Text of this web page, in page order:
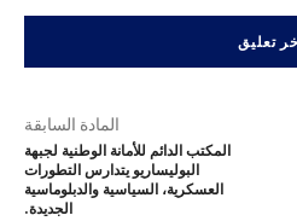
المادة السابقة
المكتب الدائم للأمانة الوطنية لجبهة
البوليساريو يتدارس التطورات
العسكرية، السياسية والدبلوماسية
الجديدة.